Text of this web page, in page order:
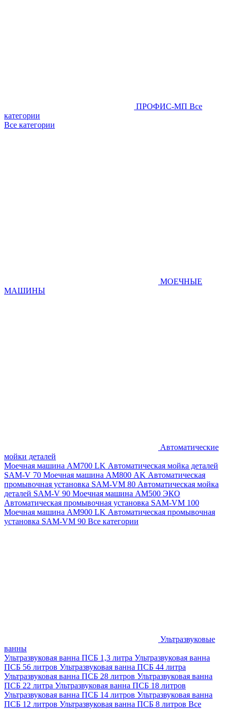
ПРОФИС-МП Все
категории
Все категории
МОЕЧНЫЕ
МАШИНЫ
Автоматические
мойки деталей
Моечная машина AM700 LK Автоматическая мойка деталей
SAM-V 70 Моечная машина АМ800 AK Автоматическая
промывочная установка SAM-VM 80 Автоматическая мойка
деталей SAM-V 90 Моечная машина АМ500 ЭКО
Автоматическая промывочная установка SAM-VM 100
Моечная машина AM900 LK Автоматическая промывочная
установка SAM-VM 90 Все категории
Ультразвуковые
ванны
Ультразвуковая ванна ПСБ 1,3 литра Ультразвуковая ванна
ПСБ 56 литров Ультразвуковая ванна ПСБ 44 литра
Ультразвуковая ванна ПСБ 28 литров Ультразвуковая ванна
ПСБ 22 литра Ультразвуковая ванна ПСБ 18 литров
Ультразвуковая ванна ПСБ 14 литров Ультразвуковая ванна
ПСБ 12 литров Ультразвуковая ванна ПСБ 8 литров Все